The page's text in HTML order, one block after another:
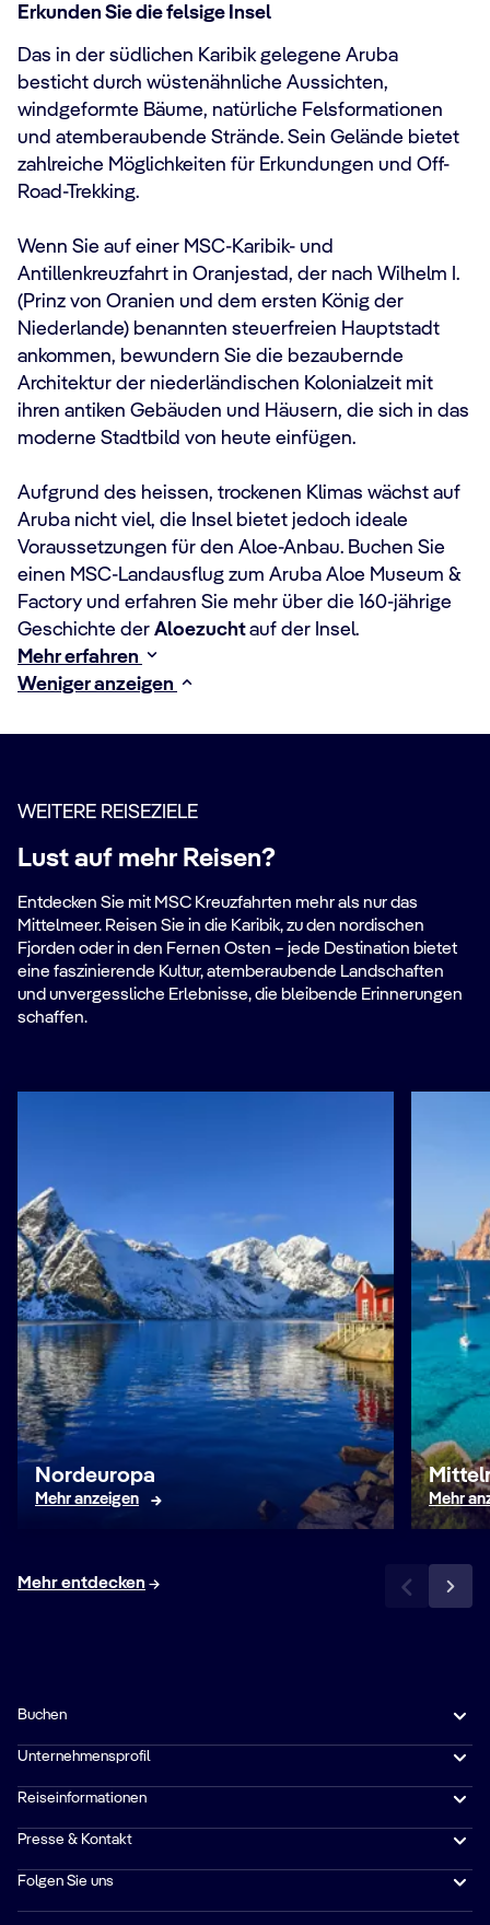
Erkunden Sie die felsige Insel
Das in der südlichen Karibik gelegene Aruba
besticht durch wüstenähnliche Aussichten,
windgeformte Bäume, natürliche Felsformationen
und atemberaubende Strände. Sein Gelände bietet
zahlreiche Möglichkeiten für Erkundungen und Off-
Road-Trekking.
Wenn Sie auf einer MSC-Karibik- und
Antillenkreuzfahrt in Oranjestad, der nach Wilhelm I.
(Prinz von Oranien und dem ersten König der
Niederlande) benannten steuerfreien Hauptstadt
ankommen, bewundern Sie die bezaubernde
Architektur der niederländischen Kolonialzeit mit
ihren antiken Gebäuden und Häusern, die sich in das
moderne Stadtbild von heute einfügen.
Aufgrund des heissen, trockenen Klimas wächst auf
Aruba nicht viel, die Insel bietet jedoch ideale
Voraussetzungen für den Aloe-Anbau. Buchen Sie
einen MSC-Landausflug zum Aruba Aloe Museum &
Factory und erfahren Sie mehr über die 160-jährige
Geschichte der Aloezuchtauf der Insel.
Mehr erfahren
Weniger anzeigen
WEITERE REISEZIELE
Lust auf mehr Reisen?
Entdecken Sie mit MSC Kreuzfahrten mehr als nur das
Mittelmeer. Reisen Sie in die Karibik, zu den nordischen
Fjorden oder in den Fernen Osten – jede Destination bietet
eine faszinierende Kultur, atemberaubende Landschaften
und unvergessliche Erlebnisse, die bleibende Erinnerungen
schaffen.
Nordeuropa
Mehr anzeigen Mehr
Mehr entdecken
Buchen
Unternehmensprofil
Reiseinformationen
Presse & Kontakt
Folgen Sie uns